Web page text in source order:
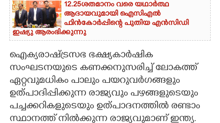
12.25ശതമാനം വരെ യഥാർത്ഥ
ആദായവുമായി ഐസിഎൽ
ഫിൻകോർപ്പിന്റെ പുതിയ എൻസിഡി
ഇഷ്യു ആരംഭിക്കുന്നു
ഐക്യരാഷ്ട്രസഭ ഭക്ഷ്യകാർഷിക
സംഘടനയുടെ കണക്കനുസരിച്ച് ലോകത്ത്
ഏറ്റവുമധികം പാലും പയറുവർഗങ്ങളും
ഉത്പാദിപ്പിക്കുന്ന രാജ്യവും പഴങ്ങളുടെയും
പച്ചക്കറികളുടെയും ഉത്പാദനത്തിൽ രണ്ടാം
സ്ഥാനത്ത് നിൽക്കുന്ന രാജ്യവുമാണ് ഇന്ത്യ.